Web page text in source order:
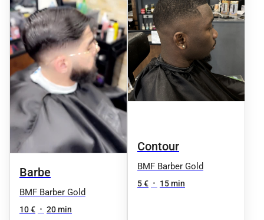
Barbe
BMF Barber Gold
10 € • 20 min
Contour
BMF Barber Gold
5 € • 15 min